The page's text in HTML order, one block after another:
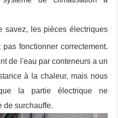
savez, les pièces électriques
fonctionner correctement.
de l'eau par conteneurs a un
à la chaleur, mais nous
la partie électrique ne
de surchauffe.